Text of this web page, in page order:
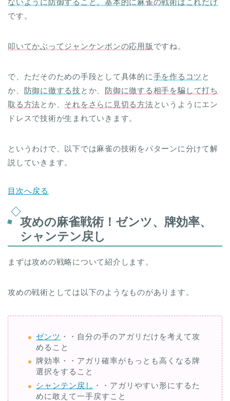
です。
叩いてかぶってジャンケンポンの応用版ですね。
で、ただそのための手段として具体的に手を作るコツ と
か、 防御に徹する技 とか、 防御に徹する相手を騙して打ち
取る方法とか、 それをさらに見切る方法というようにエン
ドレスで技術が生まれていきます。
というわけで、以下では麻雀の技術をパターンに分けて解
説していきます。
目次へ戻る
攻めの麻雀戦術！ゼンツ、牌効率、
シャンテン戻し
まずは攻めの戦略について紹介します。
攻めの戦術としては以下のようなものがあります。
ゼンツ ・・自分の手のアガリだけを考えて攻
めること
牌効率・・アガリ確率がもっとも高くなる牌
選択をすること
シャンテン戻し ・・アガリやすい形にするた
めに敢えて一手戻すこと